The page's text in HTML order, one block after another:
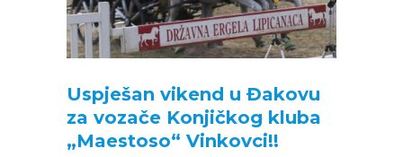
Uspješan vikend u Đakovu
za vozače Konjičkog kluba
„Maestoso“ Vinkovci!!